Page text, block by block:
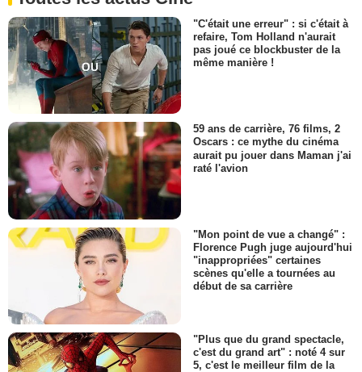
"C'était une erreur" : si c'était à
refaire, Tom Holland n'aurait
pas joué ce blockbuster de la
même manière !
59 ans de carrière, 76 films, 2
Oscars : ce mythe du cinéma
aurait pu jouer dans Maman j'ai
raté l'avion
"Mon point de vue a changé" :
Florence Pugh juge aujourd'hui
"inappropriées" certaines
scènes qu'elle a tournées au
début de sa carrière
"Plus que du grand spectacle,
c'est du grand art" : noté 4 sur
5, c'est le meilleur film de la